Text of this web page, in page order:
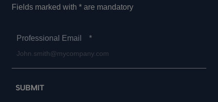
Fields marked with * are mandatory
Professional Email *